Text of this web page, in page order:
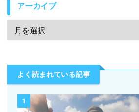
アーカイブ
よく読まれている記事
1